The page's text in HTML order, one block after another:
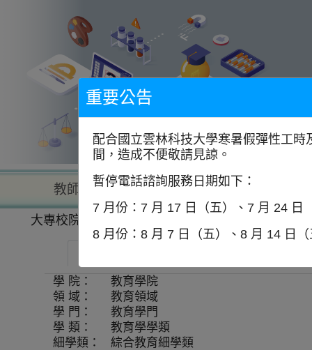
教師查詢 學校查詢
大專校院一覽表
學 院：
教育學院
領 域：
教育領域
學 門：
教育學門
學 類：
教育學學類
細學類：
綜合教育細學類
重要公告
配合國立雲林科技大學寒暑假彈性工
間，造成不便敬請見諒。
暫停電話諮詢服務日期如下：
7 月份：7 月 17 日（五）、7 月 24 日
8 月份：8 月 7 日（五）、8 月 14 日（